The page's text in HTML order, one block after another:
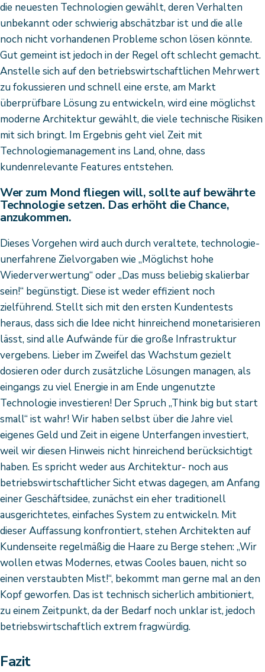
die neuesten Technologien gewählt, deren Verhalten
unbekannt oder schwierig abschätzbar ist und die alle
noch nicht vorhandenen Probleme schon lösen könnte.
Gut gemeint ist jedoch in der Regel oft schlecht gemacht.
Anstelle sich auf den betriebswirtschaftlichen Mehrwert
zu fokussieren und schnell eine erste, am Markt
überprüfbare Lösung zu entwickeln, wird eine möglichst
moderne Architektur gewählt, die viele technische Risiken
mit sich bringt. Im Ergebnis geht viel Zeit mit
Technologiemanagement ins Land, ohne, dass
kundenrelevante Features entstehen.
Wer zum Mond fliegen will, sollte auf bewährte
Technologie setzen. Das erhöht die Chance,
anzukommen.
Dieses Vorgehen wird auch durch veraltete, technologie-
unerfahrene Zielvorgaben wie „Möglichst hohe
Wiederverwertung“ oder „Das muss beliebig skalierbar
sein!“ begünstigt. Diese ist weder effizient noch
zielführend. Stellt sich mit den ersten Kundentests
heraus, dass sich die Idee nicht hinreichend monetarisieren
lässt, sind alle Aufwände für die große Infrastruktur
vergebens. Lieber im Zweifel das Wachstum gezielt
dosieren oder durch zusätzliche Lösungen managen, als
eingangs zu viel Energie in am Ende ungenutzte
Technologie investieren! Der Spruch „Think big but start
small“ ist wahr! Wir haben selbst über die Jahre viel
eigenes Geld und Zeit in eigene Unterfangen investiert,
weil wir diesen Hinweis nicht hinreichend berücksichtigt
haben. Es spricht weder aus Architektur- noch aus
betriebswirtschaftlicher Sicht etwas dagegen, am Anfang
einer Geschäftsidee, zunächst ein eher traditionell
ausgerichtetes, einfaches System zu entwickeln. Mit
dieser Auffassung konfrontiert, stehen Architekten auf
Kundenseite regelmäßig die Haare zu Berge stehen: „Wir
wollen etwas Modernes, etwas Cooles bauen, nicht so
einen verstaubten Mist!“, bekommt man gerne mal an den
Kopf geworfen. Das ist technisch sicherlich ambitioniert,
zu einem Zeitpunkt, da der Bedarf noch unklar ist, jedoch
betriebswirtschaftlich extrem fragwürdig.
Fazit